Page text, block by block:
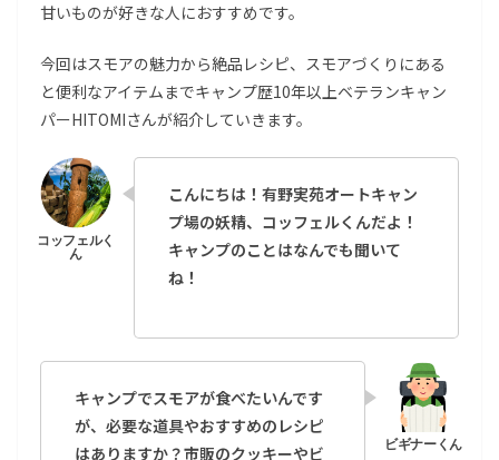
甘いものが好きな人におすすめです。
今回はスモアの魅力から絶品レシピ、スモアづくりにある
と便利なアイテムまでキャンプ歴10年以上ベテランキャン
パーHITOMIさんが紹介していきます。
こんにちは！有野実苑オートキャン
プ場の妖精、コッフェルくんだよ！
キャンプのことはなんでも聞いて
ね！
キャンプでスモアが食べたいんです
が、必要な道具やおすすめのレシピ
はありますか？市販のクッキーやビ